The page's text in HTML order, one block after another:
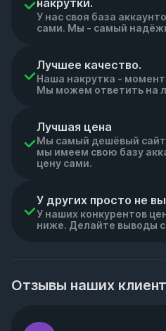
накрутки.
У нас своя база
сами. Мы - самый
Лучшее качество.
Наша накрутка -
Мы можем ответить на
Лучшая цена
Мы самый дешёвый
мы имеем свою базу
цену сами.
У других просто не
У наших конкурентов
ниже. Делайте выводы
Отзывы наших